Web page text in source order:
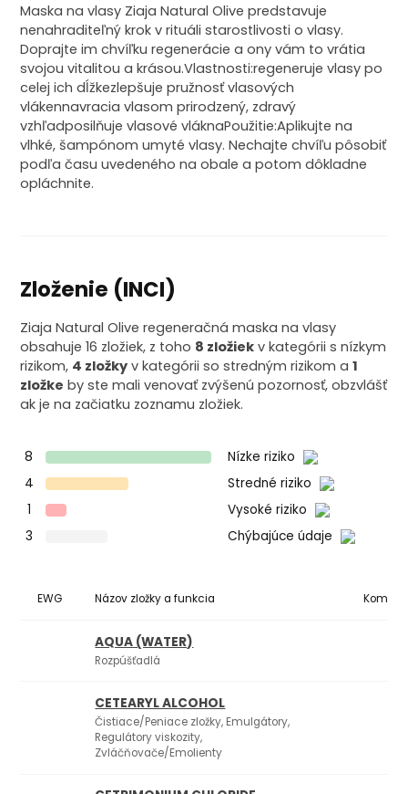
Maska na vlasy Ziaja Natural Olive predstavuje
nenahraditeľný krok v rituáli starostlivosti o vlasy.
Doprajte im chvíľku regenerácie a ony vám to vrátia
svojou vitalitou a krásou.Vlastnosti:regeneruje vlasy po
celej ich dĺžkezlepšuje pružnosť vlasových
vlákennavracia vlasom prirodzený, zdravý
vzhľadposilňuje vlasové vláknaPoužitie:Aplikujte na
vlhké, šampónom umyté vlasy. Nechajte chvíľu pôsobiť
podľa času uvedeného na obale a potom dôkladne
opláchnite.
Zloženie (INCI)
Ziaja Natural Olive regeneračná maska na vlasy
obsahuje 16 zložiek, z toho 8 zložiek v kategórii s nízkym
rizikom, 4 zložky v kategórii so stredným rizikom a1
zložke by ste mali venovať zvýšenú pozornosť, obzvlášť
ak je na začiatku zoznamu zložiek.
8
Nízke riziko
4
Stredné riziko
1
Vysoké riziko
3
Chýbajúce údaje
EWG Názov zložky a funkcia
AQUA (WATER)
Rozpúšťadlá
CETEARYL ALCOHOL
Čistiace/Peniace zložky, Emulgátory,
Regulátory viskozity,
Zvláčňovače/Emolienty